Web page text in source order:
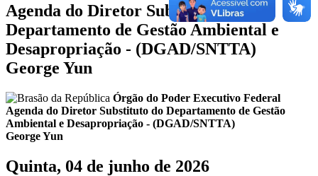
Agenda do Diretor Substituto do
Departamento de Gestão Ambiental e
Desapropriação - (DGAD/SNTTA)
George Yun
Órgão do Poder Executivo Federal
Agenda do Diretor Substituto do Departamento de Gestão
Ambiental e Desapropriação - (DGAD/SNTTA)
George Yun
Quinta, 04 de junho de 2026